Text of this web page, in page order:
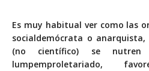
Es muy habitual ver como las
socialdemócrata o
(no científico) se
lumpemproletariado,